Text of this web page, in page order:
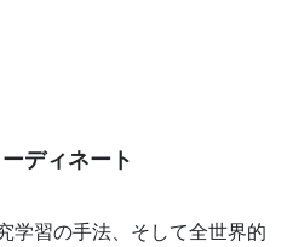
ディネート
学習の手法、そして全世界的